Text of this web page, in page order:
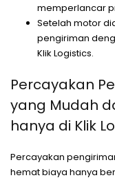
memperlancar
Setelah motor
pengiriman
Klik Logistics.
Percayakan
yang Mudah
hanya di Klik
Percayakan
hemat biaya hanya